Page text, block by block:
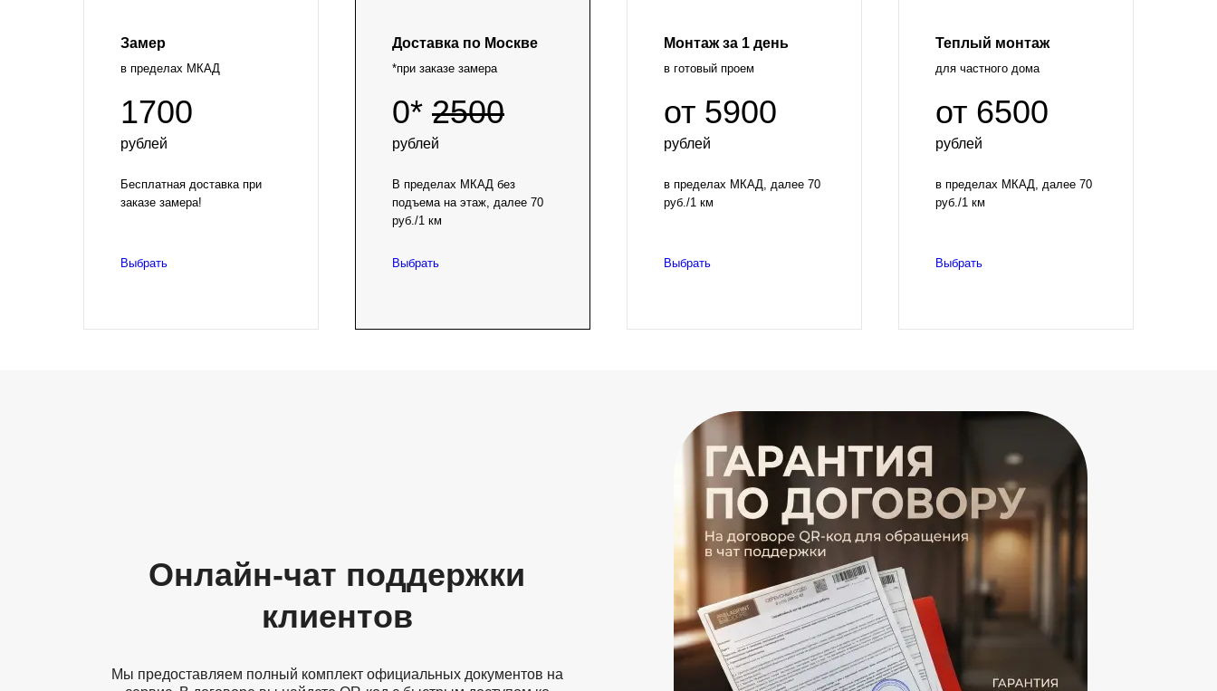
Замер
в пределах МКАД
1700
рублей
Бесплатная доставка при
заказе замера!
Выбрать
Доставка по Москве
*при заказе замера
0* 2500
рублей
В пределах МКАД без
подъема на этаж, далее 70
руб./1 км
Выбрать
Монтаж за 1 день
в готовый проем
от 5900
рублей
в пределах МКАД, далее 70
руб./1 км
Выбрать
Теплый монтаж
для частного дома
от 6500
рублей
в пределах МКАД, далее 70
руб./1 км
Выбрать
Онлайн-чат поддержки
клиентов
Мы предоставляем полный комплект официальных документов на